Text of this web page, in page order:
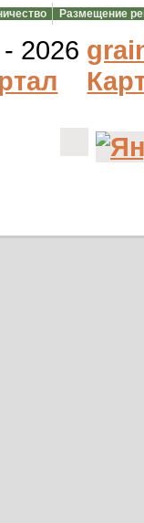
Размещение
2026